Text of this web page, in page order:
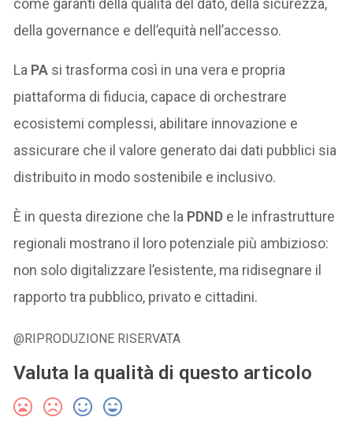
della governance e dell’equità nell’accesso.
La PA si trasforma così in una vera e propria
piattaforma di fiducia, capace di orchestrare
ecosistemi complessi, abilitare innovazione e
assicurare che il valore generato dai dati pubblici sia
distribuito in modo sostenibile e inclusivo.
È in questa direzione che la PDND e le infrastrutture
regionali mostrano il loro potenziale più ambizioso:
non solo digitalizzare l’esistente, ma ridisegnare il
rapporto tra pubblico, privato e cittadini.
@RIPRODUZIONE RISERVATA
Valuta la qualità di questo articolo